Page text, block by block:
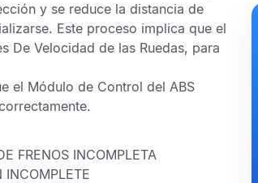
y se reduce la distancia de
Este proceso implica que el
De Velocidad de las Ruedas, para
el Módulo de Control del ABS
FRENOS INCOMPLETA
INCOMPLETE